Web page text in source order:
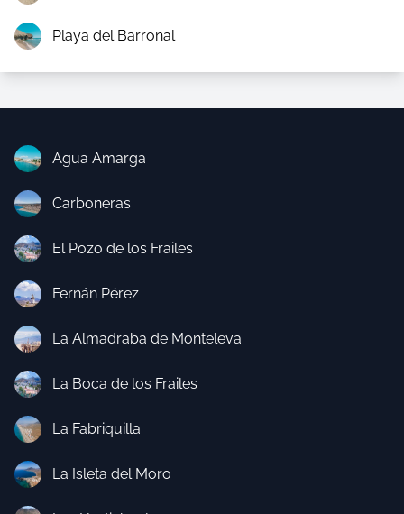
Playa del Barronal
Agua Amarga
Carboneras
El Pozo de los Frailes
Fernán Pérez
La Almadraba de Monteleva
La Boca de los Frailes
La Fabriquilla
La Isleta del Moro